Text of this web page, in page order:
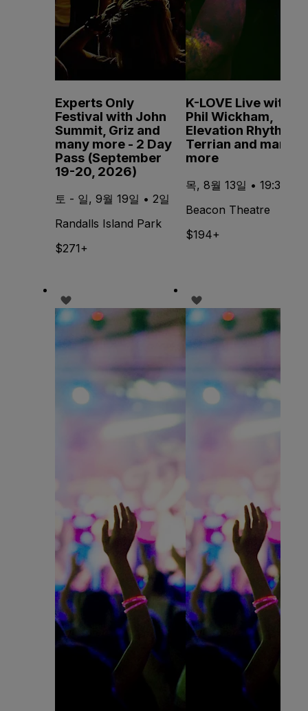
Experts Only
Festival with John
Summit, Griz and
many more - 2 Day
Pass (September
19-20, 2026)
토 - 일, 9월 19일 • 2일
Randalls Island Park
$271+
K-LOVE Live with
Phil Wickham,
Elevation Rhythm,
Terrian and many
more
목, 8월 13일 • 19:30
Beacon Theatre
$194+